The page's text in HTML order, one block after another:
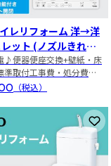
レリフォーム 洋→洋
ット (ノズルきれ
機能付き・蓋オート
♪便器便座交換+壁紙・床
取付工事費・処分費無
（税込）
お